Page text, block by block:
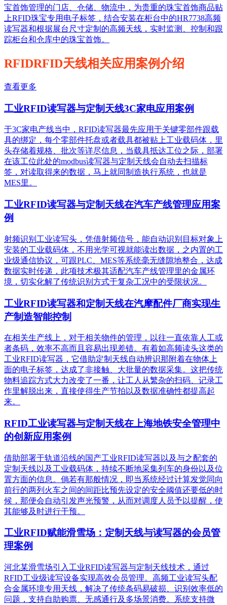
宝首饰管理的门店、仓储、物流中，为贵重的珠宝首饰商品贴
上RFID珠宝专用电子标签，结合安装在柜台中的HR7738高频
读写器和根据展台尺寸定制的高频天线，实时监测、控制和跟
踪柜台和仓库中的珠宝首饰。
RFIDRFID天线相关应用案例介绍
查看更多
工业RFID读写器与定制天线3C家电应用案例
于3C家电产线当中，RFID读写器最先应用于关键零部件跟载
具的绑定，每个零部件托盘或者载具都被贴上工业载码体，里
头存储着规格、批次等详尽信息，当载具抵达工位之际，部署
在该工位此处的modbus读写器与定制天线会自动去扫描标
签，对读取得来的数据，马上就同制造执行系统，也就是
MES里。
工业RFID读写器与定制天线在汽车产线管理应用案
例
射频识别工业读写头，凭借射频信号，能自动识别目标对象上
安装的工业载码体，不用光学可视就能读出数据，之内置的工
业级通信协议，可跟PLC、MES等系统毫无缝隙地整合，达成
数据实时传递，此项技术极其适配汽车产线管理里的金属环
境，切实化解了传统识别方式于复杂工况中的受限状况。
工业RFID读写器和定制天线在汽摩配件厂商实现生
产制造智能控制
在相关生产线上，对于相关物件的管理，以往一直依靠人工或
者条码，效率不高而且容易出现差错。有着如高频读头这类的
工业RFID读写器，它借助定制天线自动辨识那附着在物体上
面的电子标签，达成了非接触、大批量的数据采集。这把传统
物料追踪方式大力改变了一番，让工人从繁杂的扫码、记录工
作里解脱出来，直接使得生产节拍以及数据准确性都提高起
来。
RFID工业读写器与定制天线在上海地铁安全管理中
的创新应用案例
借助部署于轨道沿线的国产工业RFID读写器以及与之配套的
定制天线以及工业载码体，持续不断地采集列车的身份以及位
置方面的信息。倘若有那般情况，即当系统经过计算发觉同向
前行的两列火车之间的间距比预先设定的安全阈值还要低的时
候，那便会自动引发声光预警，从而对调度人员予以提醒，使
其能够及时进行干预。
工业RFID赋能滑雪场：定制天线与读写器的会员管
理案例
河北某滑雪场引入工业RFID读写器与定制天线技术，通过
RFID工业级读写设备实现高效会员管理。高频工业读写头配
合金属环境专用天线，解决了传统条码易破损、识别效率低的
问题，支持自助购票、无感通行及多场景消费。系统支持微